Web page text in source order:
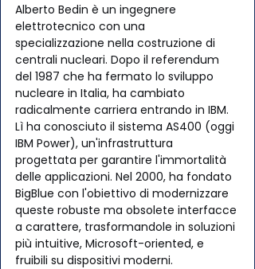
Alberto Bedin è un ingegnere
elettrotecnico con una
specializzazione nella costruzione di
centrali nucleari. Dopo il referendum
del 1987 che ha fermato lo sviluppo
nucleare in Italia, ha cambiato
radicalmente carriera entrando in IBM.
Lì ha conosciuto il sistema AS400 (oggi
IBM Power), un'infrastruttura
progettata per garantire l'immortalità
delle applicazioni. Nel 2000, ha fondato
BigBlue con l'obiettivo di modernizzare
queste robuste ma obsolete interfacce
a carattere, trasformandole in soluzioni
più intuitive, Microsoft-oriented, e
fruibili su dispositivi moderni.